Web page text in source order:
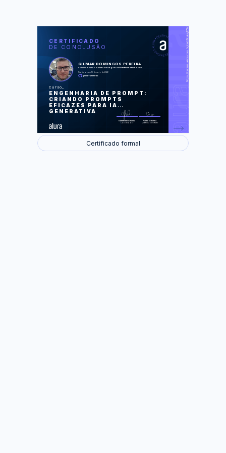
CERTIFICADO
DE CONCLUSÃO
GILMAR DOMINGOS PEREIRA
concluiu o curso online com carga horária estimada em 6 horas.
Finalizado em 10 de maio de 2026
gilmar-pereira2
Curso
ENGENHARIA DE PROMPT:
CRIANDO PROMPTS
EFICAZES PARA IA
GENERATIVA
Guilherme Silveira
Coordenador
Paulo Silveira
Chief Vision Officer
https://cursos.alura.com.br/certificate/f77cff84-d08b-4757-aed0-46d4b71c8ef7
LAS
Conceitos iniciais
Engenharia de Prompt
Chain-of-Thought Prompt
Certificado formal